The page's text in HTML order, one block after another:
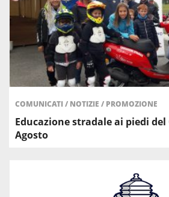
COMUNICATI/ NOTIZIE / PROMOZIONE
Educazione stradale ai piedi del
Agosto